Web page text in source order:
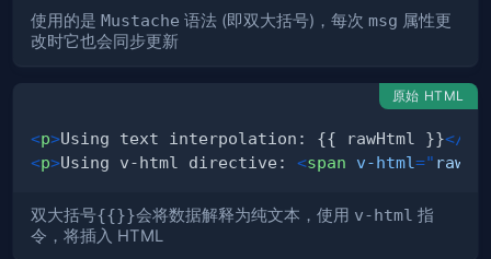
使用的是 Mustache 语法 (即双大括号)，每次 msg 属性更
改时它也会同步更新
原始 HTML
<p>Using text interpolation: {{ rawHtml }}</
<p>Using v-html directive: <span v-html="
双大括号{{}}会将数据解释为纯文本，使用 v-html 指
令，将插入 HTML